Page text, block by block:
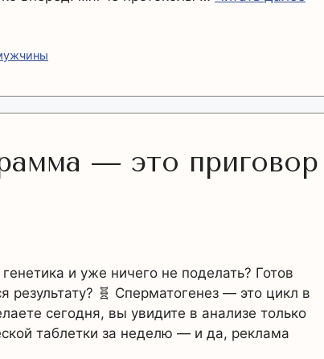
— это приговор
и уже ничего не поделать? Готов
результату? 🧬 Сперматогенез — это цикл в
сегодня, вы увидите в анализе только
таблетки за неделю — и да, реклама